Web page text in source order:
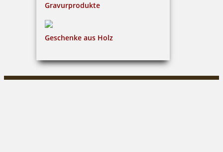
Gravurprodukte
Geschenke aus Holz
KONTAKT
Gavieranstalt & Stempelhaus Gleitsmann
Claus Gleitsmann
03447/316849